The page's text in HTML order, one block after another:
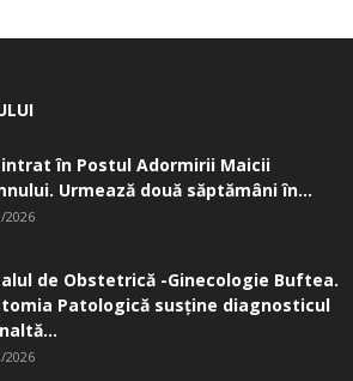
în Postul Adormirii Maicii
Urmează două săptămâni în...
2026
de Obstetrică -Ginecologie Buftea.
Patologică susţine diagnosticul
2026